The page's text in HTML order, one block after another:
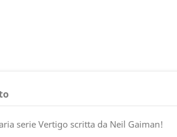
serie Vertigo scritta da Neil Gaiman!